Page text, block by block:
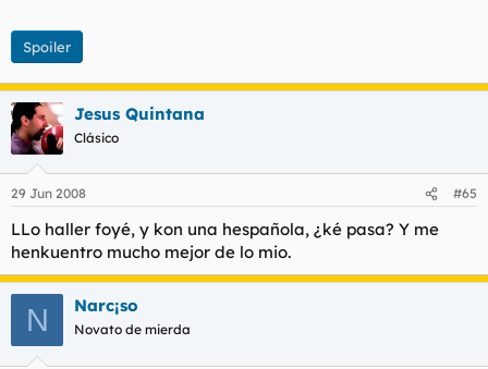
Spoiler
Jesus Quintana
Clásico
29 Jun 2008 #65
LLo haller foyé, y kon una hespañola, ¿ké pasa? Y me
henkuentro mucho mejor de lo mio.
N Narc¡so
Novato de mierda